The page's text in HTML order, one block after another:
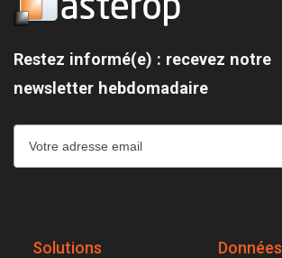
Restez informé(e) : recevez notre
newsletter hebdomadaire
Solutions Données